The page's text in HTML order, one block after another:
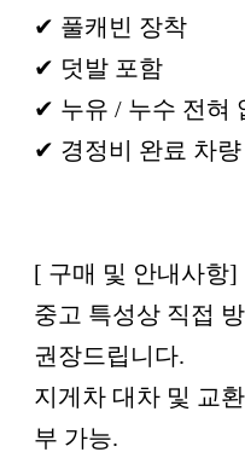
✔ 풀캐빈 장착
✔ 덧발 포함
✔ 누유 / 누수 전혀
✔ 경정비 완료 차량
[ 구매 및 안내사항]
중고 특성상 직접
권장드립니다.
지게차 대차 및 교
부 가능.